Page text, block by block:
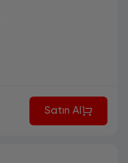
Satın Al